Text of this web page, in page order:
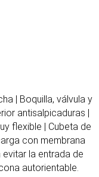
| Boquilla, válvula y
antisalpicaduras |
flexible | Cubeta de
con membrana
la entrada de
autorientable.